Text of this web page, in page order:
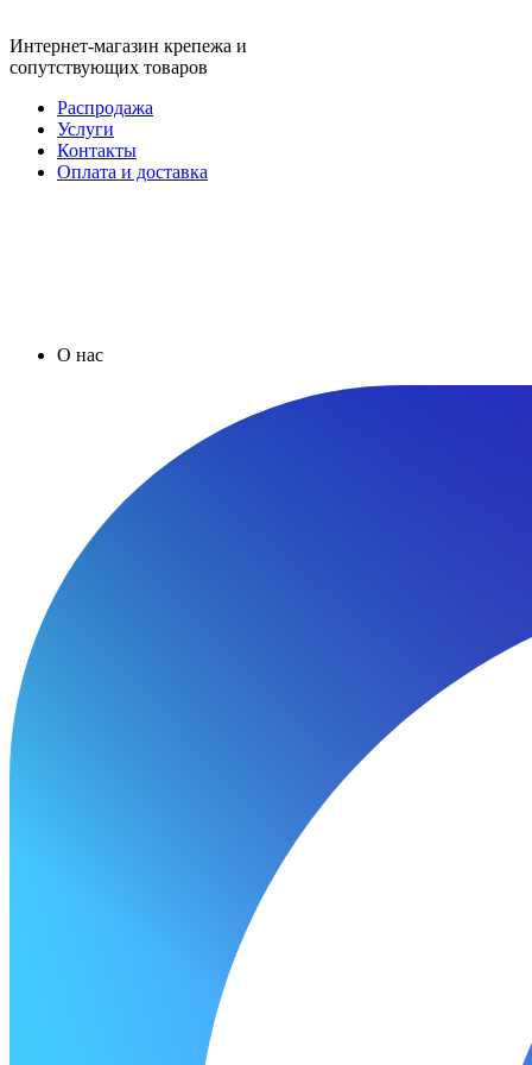
Интернет-магазин крепежа и
сопутствующих товаров
Распродажа
Услуги
Контакты
Оплата и доставка
О нас